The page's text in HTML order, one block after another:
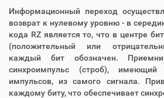
Информационный переход
возврат к нулевому уровню - в
кода RZ является то, что в центре
(положительный или
каждый бит обозначен.
синхроимпульс (строб), имеющий
импульсов, из самого сигнала.
каждому биту, что обеспечивает